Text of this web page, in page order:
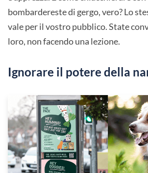
bombardereste di gergo, vero? Lo
vale per il vostro pubblico. State
loro, non facendo una lezione.
Ignorare il potere della